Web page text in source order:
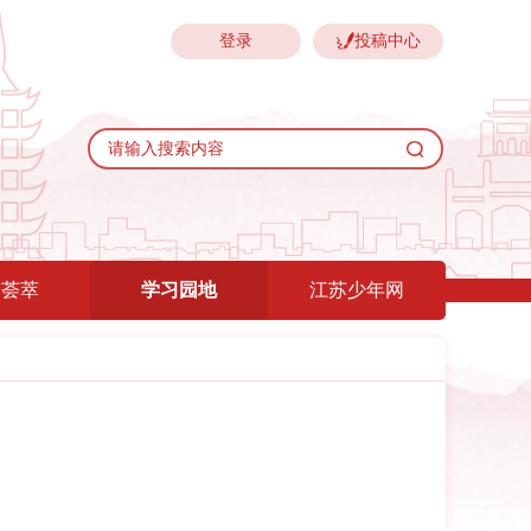
投稿中心
登录
萃 学习园地 江苏少年网